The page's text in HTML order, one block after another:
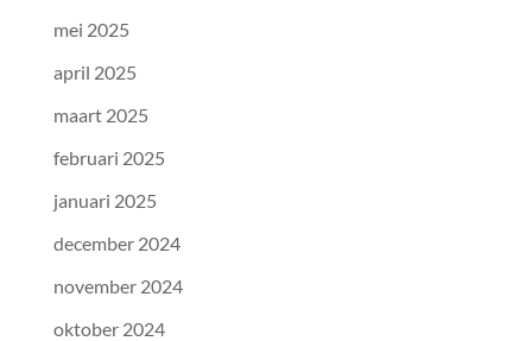
mei 2025
april 2025
maart 2025
februari 2025
januari 2025
december 2024
november 2024
oktober 2024